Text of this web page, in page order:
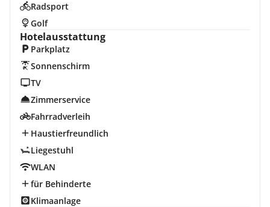
Radsport
Golf
Hotelausstattung
Parkplatz
Sonnenschirm
TV
Zimmerservice
Fahrradverleih
Haustierfreundlich
Liegestuhl
WLAN
für Behinderte
Klimaanlage